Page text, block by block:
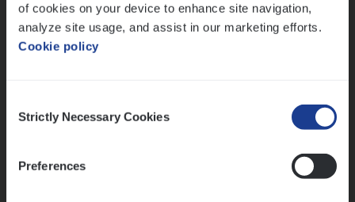
of cookies on your device to enhance site navigation,
analyze site usage, and assist in our marketing efforts.
Cookie policy
Selection
Strictly Necessary Cookies
Preferences
Antwerpen
Meer dan collega’s: hoe Julie en Aurélie elkaar
Mathias houdt van diepgaande dossiers én droge